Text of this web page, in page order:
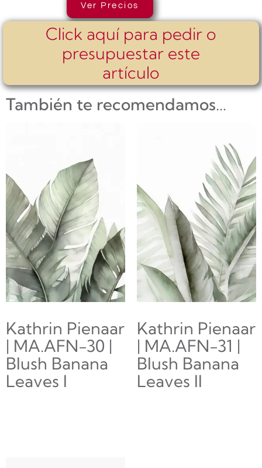
Ver Precios
Click aquí para pedir o
presupuestar este
artículo
También te recomendamos…
Kathrin Pienaar
| MA.AFN-30 |
Blush Banana
Leaves I
Kathrin Pienaar
| MA.AFN-31 |
Blush Banana
Leaves II